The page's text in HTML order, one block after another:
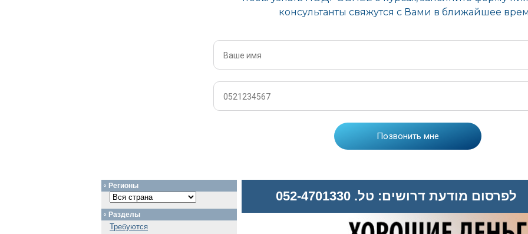
לפרסום מודעת דרושים: טל. 052-4701330
Регионы
Разделы
Требуются